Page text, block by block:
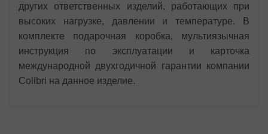
других ответственных изделий, работающих при
высоких нагрузке, давлении и температуре. В
комплекте подарочная коробка, мультиязычная
инструкция по эксплуатации и карточка
международной двухгодичной гарантии компании
Colibri на данное изделие.